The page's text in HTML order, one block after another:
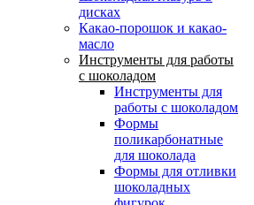
дисках
Какао-порошок и какао-
масло
Инструменты для работы
с шоколадом
Инструменты для
работы с шоколадом
Формы
поликарбонатные
для шоколада
Формы для отливки
шоколадных